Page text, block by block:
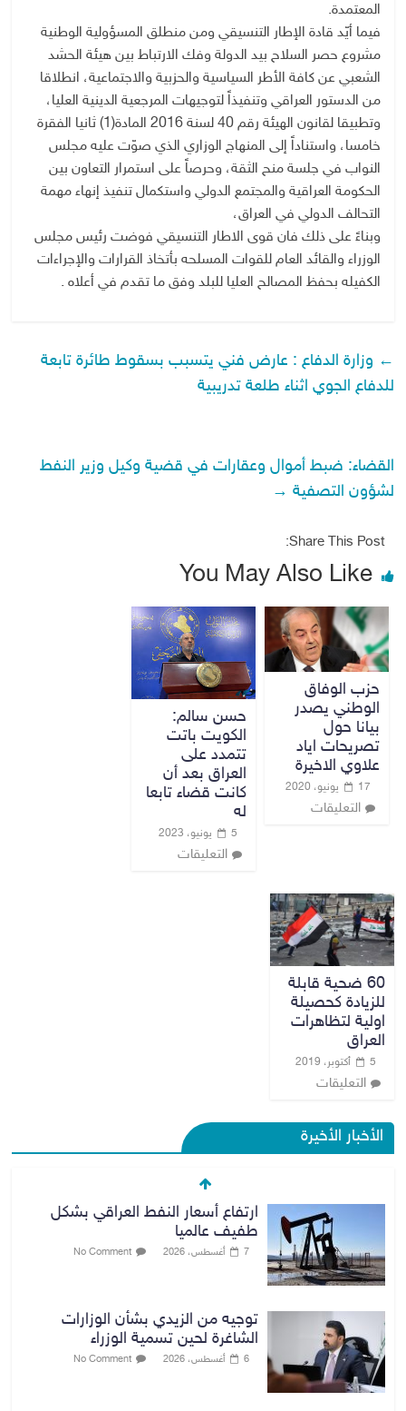
المعتمدة.
فيما أيّد قادة الإطار التنسيقي ومن منطلق المسؤولية الوطنية
مشروع حصر السلاح بيد الدولة وفك الارتباط بين هيئة الحشد
الشعبي عن كافة الأطر السياسية والحزبية والاجتماعية، انطلاقا
من الدستور العراقي وتنفيذاً لتوجيهات المرجعية الدينية العليا،
وتطبيقا لقانون الهيئة رقم 40 لسنة 2016 المادة(1) ثانيا الفقرة
خامسا، واستناداً إلى المنهاج الوزاري الذي صوّت عليه مجلس
النواب في جلسة منح الثقة، وحرصاً على استمرار التعاون بين
الحكومة العراقية والمجتمع الدولي واستكمال تنفيذ إنهاء مهمة
التحالف الدولي في العراق،
وبناءً على ذلك فان قوى الاطار التنسيقي فوضت رئيس مجلس
الوزراء والقائد العام للقوات المسلحه بأتخاذ القرارات والإجراءات
الكفيله بحفظ المصالح العليا للبلد وفق ما تقدم في أعلاه .
← وزارة الدفاع : عارض فني يتسبب بسقوط طائرة تابعة
للدفاع الجوي اثناء طلعة تدريبية
القضاء: ضبط أموال وعقارات في قضية وكيل وزير النفط
لشؤون التصفية →
Share This Post:
You May Also Like
حزب الوفاق
الوطني يصدر
بيانا حول
تصريحات اياد
علاوي الاخيرة
17 يونيو، 2020
التعليقات
حسن سالم:
الكويت باتت
تتمدد على
العراق بعد أن
كانت قضاء تابعا
له
5 يونيو، 2023
التعليقات
60 ضحية قابلة
للزيادة كحصيلة
اولية لتظاهرات
العراق
5 أكتوبر، 2019
التعليقات
الأخبار الأخيرة
ارتفاع أسعار النفط العراقي بشكل
طفيف عالميا
7 أغسطس، 2026 No Comment
توجيه من الزيدي بشأن الوزارات
الشاغرة لحين تسمية الوزراء
6 أغسطس، 2026 No Comment